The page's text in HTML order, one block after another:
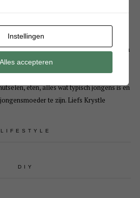
komt nemen op mijn persoonlijke blog. Mijn
van 3 drukke en eigenwijze jongens. Op
artikelen over gezellige dagjes uit, tips
eten, alles wat typisch jongens is en
te zijn. Liefs Krystle
LIFESTYLE
DIY
Instellingen
Alles accepteren